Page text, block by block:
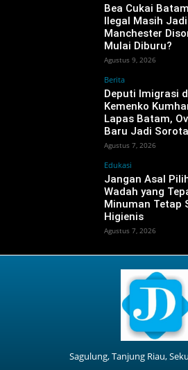
Bea Cukai
Ilegal Masih
Manchester
Mulai Diburu?
Agustus 9, 2026
Berita
‎Deputi Imigrasi
Kemenko
Lapas Batam,
Baru Jadi
Agustus 7, 2026
Edukasi
Jangan Asal
Wadah yang
Minuman Tetap
Higienis
Agustus 7, 2026
Sagulung, Tanjung Riau,